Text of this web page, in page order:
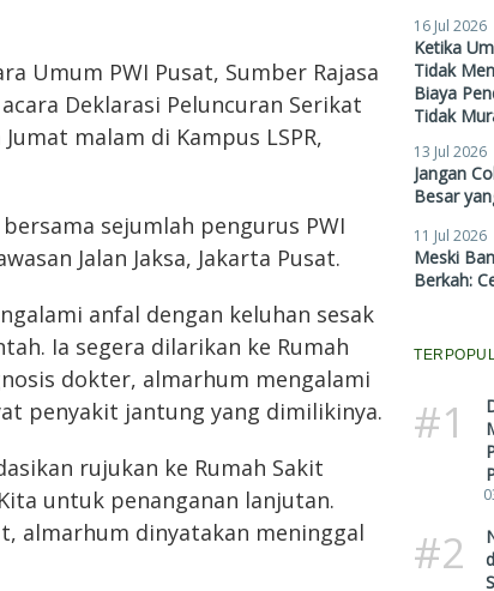
Umum PWI Pusat, Sumber Rajasa
Deklarasi Peluncuran Serikat
malam di Kampus LSPR,
sejumlah pengurus PWI
Jalan Jaksa, Jakarta Pusat.
anfal dengan keluhan sesak
Ia segera dilarikan ke Rumah
dokter, almarhum mengalami
penyakit jantung yang dimilikinya.
rujukan ke Rumah Sakit
untuk penanganan lanjutan.
almarhum dinyatakan meninggal
16 Jul 2026
Ketika
Tidak
Biaya
Tidak
13 Jul 2026
Jangan
Besar
11 Jul 2026
Meski
Berkah:
#1
#2